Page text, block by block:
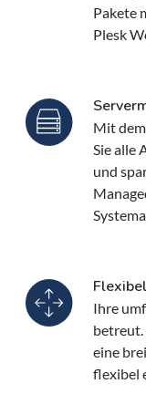
Pakete
Plesk
Mit
Sie alle
und
Ihre
betreut.
eine
flexibel